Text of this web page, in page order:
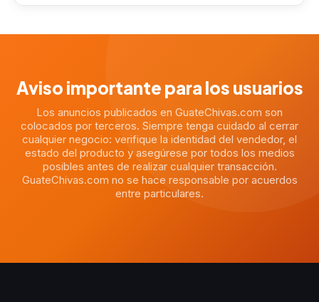
Aviso importante para los usuarios
Los anuncios publicados en GuateChivas.com son
colocados por terceros. Siempre tenga cuidado al cerrar
cualquier negocio: verifique la identidad del vendedor, el
estado del producto y asegúrese por todos los medios
posibles antes de realizar cualquier transacción.
GuateChivas.com no se hace responsable por acuerdos
entre particulares.